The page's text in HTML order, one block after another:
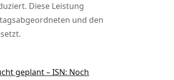
Diese Leistung
und den
geplant – ISN: Noch